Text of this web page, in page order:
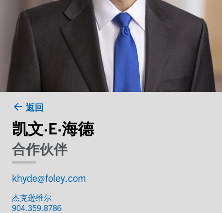
返回
凯文·E·海德
合作伙伴
khyde@foley.com
杰克逊维尔
904.359.8786